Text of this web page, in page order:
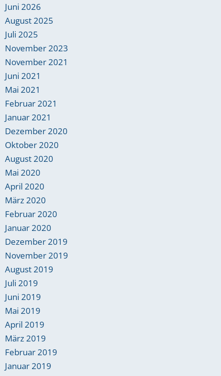
Juni 2026
August 2025
Juli 2025
November 2023
November 2021
Juni 2021
Mai 2021
Februar 2021
Januar 2021
Dezember 2020
Oktober 2020
August 2020
Mai 2020
April 2020
März 2020
Februar 2020
Januar 2020
Dezember 2019
November 2019
August 2019
Juli 2019
Juni 2019
Mai 2019
April 2019
März 2019
Februar 2019
Januar 2019